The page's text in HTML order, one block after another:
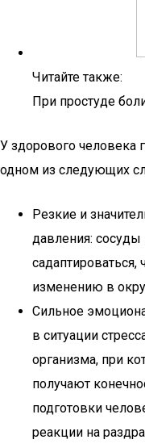
Читайте также:
При простуде
У здорового человека
одном из следующих
Резкие и
давления: сосуды
садаптироваться,
изменению в
Сильное
в ситуации
организма, при
получают
подготовки
реакции на